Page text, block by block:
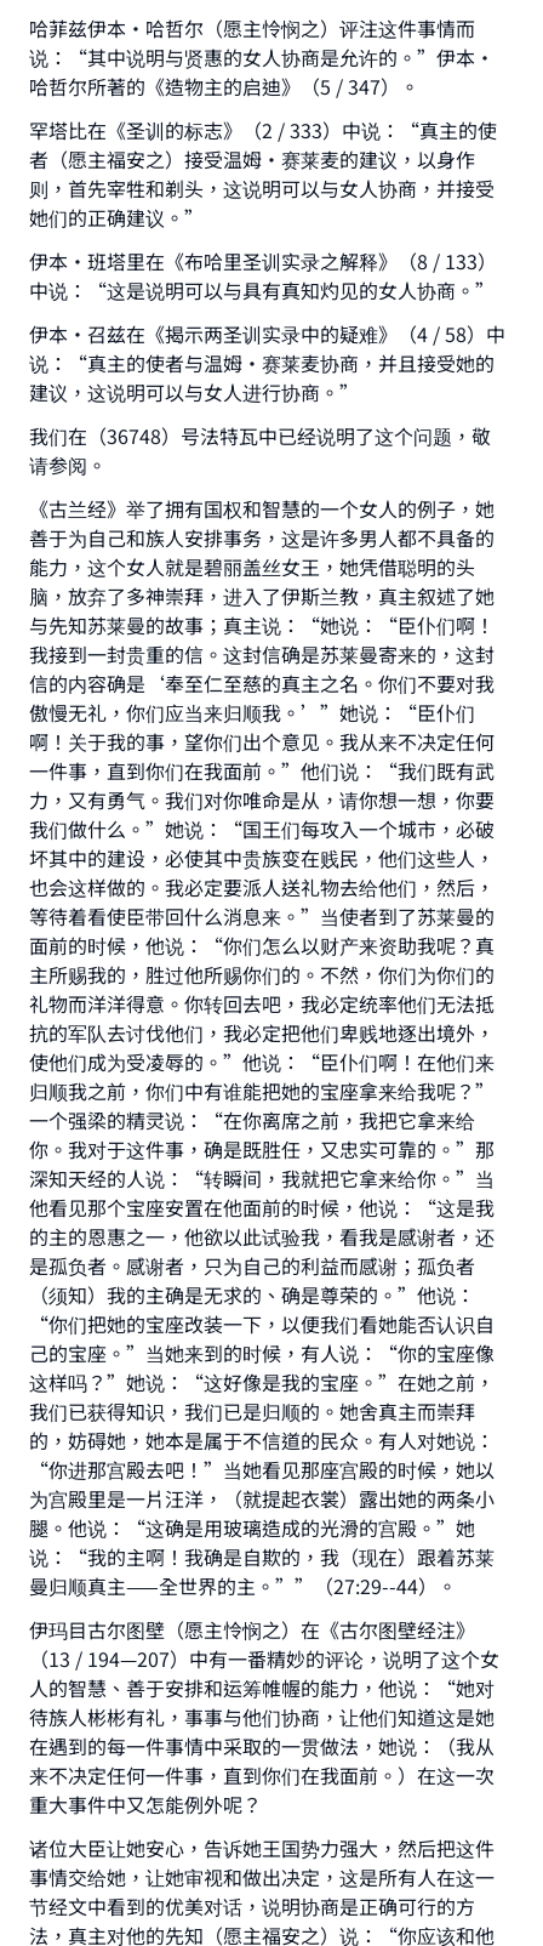
哈菲兹伊本•哈哲尔（愿主怜悯之）评注这件事情而
说：“其中说明与贤惠的女人协商是允许的。”伊本•
哈哲尔所著的《造物主的启迪》（5 / 347）。
罕塔比在《圣训的标志》（2 / 333）中说：“真主的使
者（愿主福安之）接受温姆·赛莱麦的建议，以身作
则，首先宰牲和剃头，这说明可以与女人协商，并接受
她们的正确建议。”
伊本·班塔里在《布哈里圣训实录之解释》（8 / 133）
中说：“这是说明可以与具有真知灼见的女人协商。”
伊本•召兹在《揭示两圣训实录中的疑难》（4 / 58）中
说：“真主的使者与温姆•赛莱麦协商，并且接受她的
建议，这说明可以与女人进行协商。”
我们在（36748）号法特瓦中已经说明了这个问题，敬
请参阅。
《古兰经》举了拥有国权和智慧的一个女人的例子，她
善于为自己和族人安排事务，这是许多男人都不具备的
能力，这个女人就是碧丽盖丝女王，她凭借聪明的头
脑，放弃了多神崇拜，进入了伊斯兰教，真主叙述了她
与先知苏莱曼的故事；真主说：“她说：“臣仆们啊！
我接到一封贵重的信。这封信确是苏莱曼寄来的，这封
信的内容确是‘奉至仁至慈的真主之名。你们不要对我
傲慢无礼，你们应当来归顺我。’”她说：“臣仆们
啊！关于我的事，望你们出个意见。我从来不决定任何
一件事，直到你们在我面前。”他们说：“我们既有武
力，又有勇气。我们对你唯命是从，请你想一想，你要
我们做什么。”她说：“国王们每攻入一个城市，必破
坏其中的建设，必使其中贵族变在贱民，他们这些人，
也会这样做的。我必定要派人送礼物去给他们，然后，
等待着看使臣带回什么消息来。”当使者到了苏莱曼的
面前的时候，他说：“你们怎么以财产来资助我呢？真
主所赐我的，胜过他所赐你们的。不然，你们为你们的
礼物而洋洋得意。你转回去吧，我必定统率他们无法抵
抗的军队去讨伐他们，我必定把他们卑贱地逐出境外，
使他们成为受凌辱的。”他说：“臣仆们啊！在他们来
归顺我之前，你们中有谁能把她的宝座拿来给我呢？”
一个强梁的精灵说：“在你离席之前，我把它拿来给
你。我对于这件事，确是既胜任，又忠实可靠的。”那
深知天经的人说：“转瞬间，我就把它拿来给你。”当
他看见那个宝座安置在他面前的时候，他说：“这是我
的主的恩惠之一，他欲以此试验我，看我是感谢者，还
是孤负者。感谢者，只为自己的利益而感谢；孤负者
（须知）我的主确是无求的、确是尊荣的。”他说：
“你们把她的宝座改装一下，以便我们看她能否认识自
己的宝座。”当她来到的时候，有人说：“你的宝座像
这样吗？”她说：“这好像是我的宝座。”在她之前，
我们已获得知识，我们已是归顺的。她舍真主而崇拜
的，妨碍她，她本是属于不信道的民众。有人对她说：
“你进那宫殿去吧！”当她看见那座宫殿的时候，她以
为宫殿里是一片汪洋，（就提起衣裳）露出她的两条小
腿。他说：“这确是用玻璃造成的光滑的宫殿。”她
说：“我的主啊！我确是自欺的，我（现在）跟着苏莱
曼归顺真主——全世界的主。””（27:29--44）。
伊玛目古尔图壁（愿主怜悯之）在《古尔图壁经注》
（13 / 194—207）中有一番精妙的评论，说明了这个女
人的智慧、善于安排和运筹帷幄的能力，他说：“她对
待族人彬彬有礼，事事与他们协商，让他们知道这是她
在遇到的每一件事情中采取的一贯做法，她说：（我从
来不决定任何一件事，直到你们在我面前。）在这一次
重大事件中又怎能例外呢？
诸位大臣让她安心，告诉她王国势力强大，然后把这件
事情交给她，让她审视和做出决定，这是所有人在这一
节经文中看到的优美对话，说明协商是正确可行的方
法，真主对他的先知（愿主福安之）说：“你应该和他